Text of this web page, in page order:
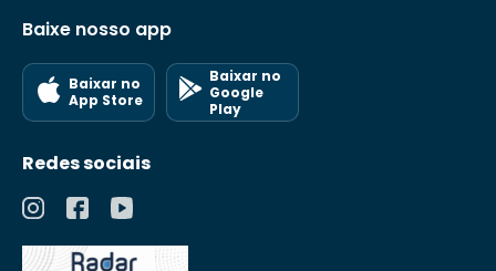
Baixe nosso app
Baixar no
App Store
Baixar no
Google
Play
Redes sociais